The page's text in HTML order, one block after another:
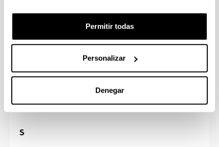
Permitir todas
Personalizar
Denegar
Primary, secondary and tertiary prevention
R
S